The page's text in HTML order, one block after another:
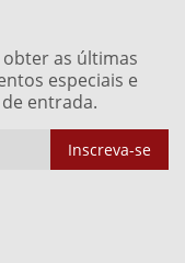
as últimas
especiais e
entrada.
Inscreva-se